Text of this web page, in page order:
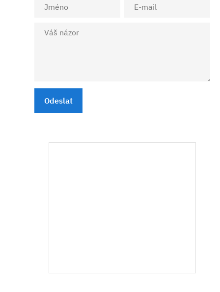
Odeslat